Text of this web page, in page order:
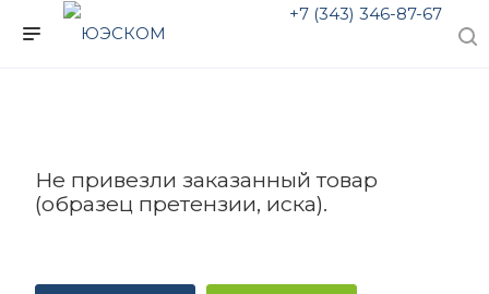
+7 (343) 346-87-67
Не привезли заказанный товар
(образец претензии, иска).